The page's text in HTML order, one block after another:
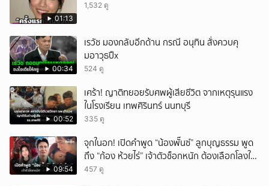
01:13
1,532 ดู
00:34
เรวัช มองกลับอีกด้าน กรณี อนุทิน สั่งควบคุ
มอาวุธปืx
524 ดู
00:52
เศร้า! ญาติทยอยรับศพผู้เสียชีวิต จากเหตุรุนแรง
ในโรงเรียน เทพศิรินทร์ นนทบุรี
335 ดู
09:54
จุกในอก! เปิดคำพูด “น้องพั๊นซ์” ลูกบุญธรรม พูด
ถึง “ก้อง ห้วยไร่” เจ้าตัวช็อกหนัก ต้องเลือกโลงให้
ลูก!
457 ดู